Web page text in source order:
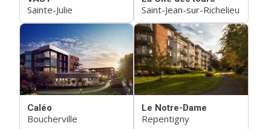
Sainte-Julie Saint-Jean-sur-Richelieu
Caléo
Boucherville
Le Notre-Dame
Repentigny